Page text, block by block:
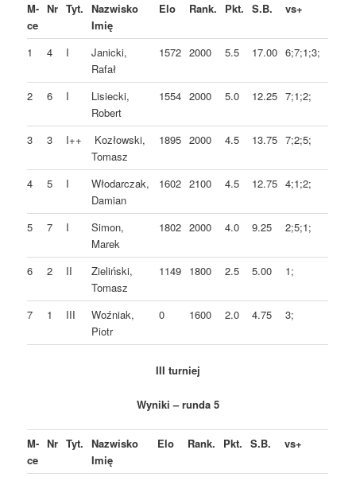
M-
ce
Nr Tyt. Nazwisko
Imię
Elo Rank. Pkt. S.B. vs+
1 4 I
Janicki,
Rafał
1572 2000 5.5 17.00 6;7;1;3;
2 6 I
Lisiecki,
Robert
1554 2000 5.0 12.25 7;1;2;
3 3 I++
Kozłowski,
Tomasz
1895 2000 4.5 13.75 7;2;5;
4 5 I
Włodarczak,
Damian
1602 2100 4.5 12.75 4;1;2;
5 7 I
Simon,
Marek
1802 2000 4.0 9.25 2;5;1;
6 2 II
Zieliński,
Tomasz
1149 1800 2.5 5.00 1;
7 1 III
Woźniak,
Piotr
0 1600 2.0 4.75 3;
III turniej
Wyniki – runda 5
M-
ce
Nr Tyt. Nazwisko
Imię
Elo Rank. Pkt. S.B. vs+